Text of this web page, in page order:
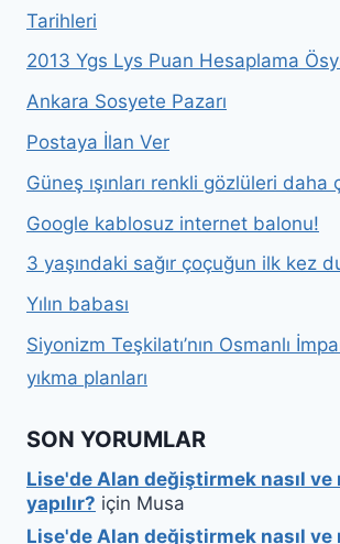
Tarihleri
2013 Ygs Lys Puan Hesaplama
Ankara Sosyete Pazarı
Postaya İlan Ver
Güneş ışınları renkli gözlüleri daha
Google kablosuz internet balonu!
3 yaşındaki sağır çoçuğun ilk kez
Yılın babası
Siyonizm Teşkilatı’nın Osmanlı
yıkma planları
SON YORUMLAR
Lise'de Alan değiştirmek nasıl ve
yapılır? için Musa
Lise'de Alan değiştirmek nasıl ve